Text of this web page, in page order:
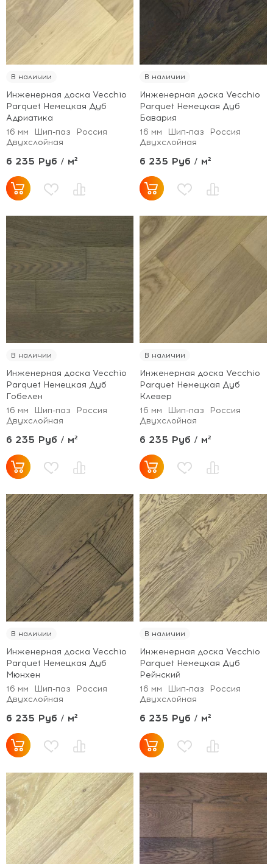
В наличии
Инженерная доска Vecchio
Parquet Немецкая Дуб
Адриатика
16 мм
Шип-паз
Россия
Двухслойная
6 235 Руб / м²
В наличии
Инженерная доска Vecchio
Parquet Немецкая Дуб
Бавария
16 мм
Шип-паз
Россия
Двухслойная
6 235 Руб / м²
В наличии
Инженерная доска Vecchio
Parquet Немецкая Дуб
Гобелен
16 мм
Шип-паз
Россия
Двухслойная
6 235 Руб / м²
В наличии
Инженерная доска Vecchio
Parquet Немецкая Дуб
Клевер
16 мм
Шип-паз
Россия
Двухслойная
6 235 Руб / м²
В наличии
Инженерная доска Vecchio
Parquet Немецкая Дуб
Мюнхен
16 мм
Шип-паз
Россия
Двухслойная
6 235 Руб / м²
В наличии
Инженерная доска Vecchio
Parquet Немецкая Дуб
Рейнский
16 мм
Шип-паз
Россия
Двухслойная
6 235 Руб / м²